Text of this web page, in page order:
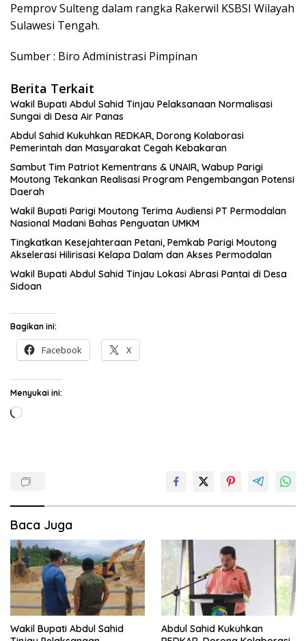
Pemprov Sulteng dalam rangka Rakerwil KSBSI Wilayah
Sulawesi Tengah.
Sumber : Biro Administrasi Pimpinan
Berita Terkait
Wakil Bupati Abdul Sahid Tinjau Pelaksanaan Normalisasi
Sungai di Desa Air Panas
Abdul Sahid Kukuhkan REDKAR, Dorong Kolaborasi
Pemerintah dan Masyarakat Cegah Kebakaran
Sambut Tim Patriot Kementrans & UNAIR, Wabup Parigi
Moutong Tekankan Realisasi Program Pengembangan Potensi
Daerah
Wakil Bupati Parigi Moutong Terima Audiensi PT Permodalan
Nasional Madani Bahas Penguatan UMKM
Tingkatkan Kesejahteraan Petani, Pemkab Parigi Moutong
Akselerasi Hilirisasi Kelapa Dalam dan Akses Permodalan
Wakil Bupati Abdul Sahid Tinjau Lokasi Abrasi Pantai di Desa
Sidoan
Bagikan ini:
Facebook X
Menyukai ini:
Memuat...
Baca Juga
Wakil Bupati Abdul Sahid
Abdul Sahid Kukuhkan